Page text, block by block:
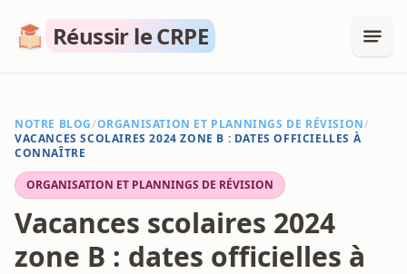
Réussir le CRPE
NOTRE BLOG/ORGANISATION ET PLANNINGS DE RÉVISION/
VACANCES SCOLAIRES 2024 ZONE B : DATES OFFICIELLES À
CONNAÎTRE
ORGANISATION ET PLANNINGS DE RÉVISION
Vacances scolaires 2024
zone B : dates officielles à